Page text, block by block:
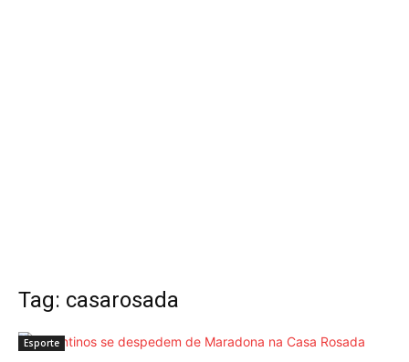
Tag: casarosada
Esporte